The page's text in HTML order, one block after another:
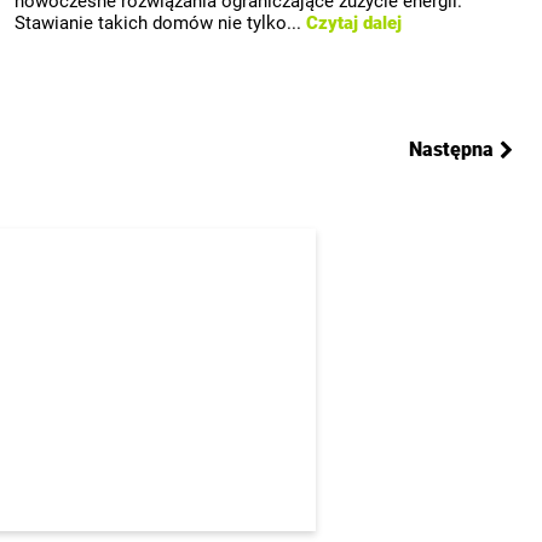
Stawianie takich domów nie tylko... Czytaj dalej
Następna